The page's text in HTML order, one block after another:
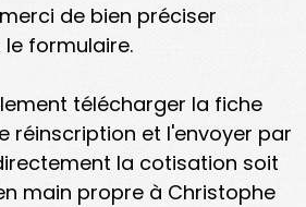
de bien préciser
formulaire.
télécharger la fiche
réinscription et l'envoyer par
la cotisation soit
main propre à Christophe